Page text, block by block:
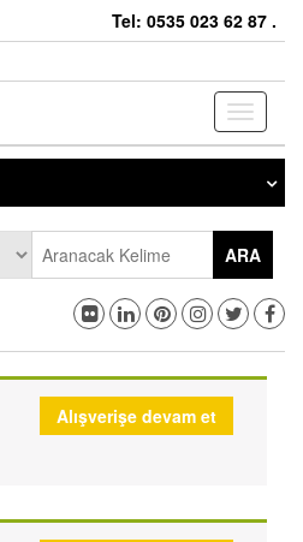
Tel: 0535 023 62 87 .
Toggle
ARA
Alışverişe devam et